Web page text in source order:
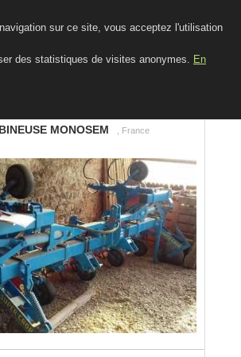
sur ce site, vous acceptez l'utilisation
des statistiques de visites anonymes. En
MONOSEM , France